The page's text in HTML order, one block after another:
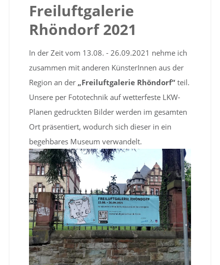
Freiluftgalerie
Rhöndorf 2021
In der Zeit vom 13.08. - 26.09.2021 nehme ich
zusammen mit anderen KünsterInnen aus der
Region an der „Freiluftgalerie Rhöndorf“teil.
Unsere per Fototechnik auf wetterfeste LKW-
Planen gedruckten Bilder werden im gesamten
Ort präsentiert, wodurch sich dieser in ein
begehbares Museum verwandelt.